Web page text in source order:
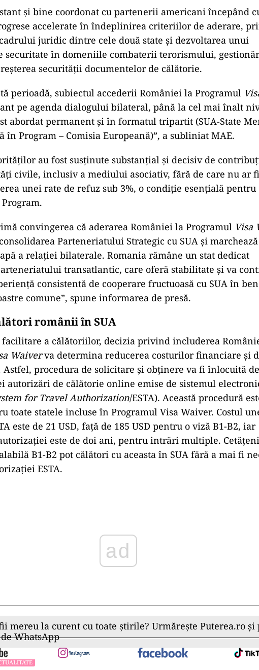
și bine coordonat cu partenerii americani începând
accelerate în îndeplinirea criteriilor de aderare,
juridic dintre cele două state și dezvoltarea unui
securitate în domeniile combaterii terorismului,
securității documentelor de călătorie.
perioadă, subiectul accederii României la Programul
pe agenda dialogului bilateral, până la cel mai înalt
abordat permanent și în formatul tripartit (SUA-State
în Program – Comisia Europeană)”, a subliniat MAE.
au fost susținute substanțial și decisiv de
civile, inclusiv a mediului asociativ, fără de care nu ar
unei rate de refuz sub 3%, o condiție esențială pentru
convingerea că aderarea României la Programul Visa
Parteneriatului Strategic cu SUA și
a relației bilaterale. Romania rămâne un stat dedicat
transatlantic, care oferă stabilitate și va
consistentă de cooperare fructuoasă cu SUA în
comune”, spune informarea de presă.
românii în SUA
facilitare a călătoriilor, decizia privind includerea
Waiverva determina reducerea costurilor financiare și
procedura de solicitare și obținere va fi înlocuită de
autorizări de călătorie online emise de sistemul
for Travel Authorization/ESTA). Această procedură
toate statele incluse în Programul Visa Waiver. Costul
este de 21 USD, față de 185 USD pentru o viză B1-B2, iar
este de doi ani, pentru intrări multiple.
B1-B2 pot călători cu aceasta în SUA fără a mai fi
ESTA.
ad
mereu la curent cu toate știrile? Urmărește Puterea.ro și
WhatsApp